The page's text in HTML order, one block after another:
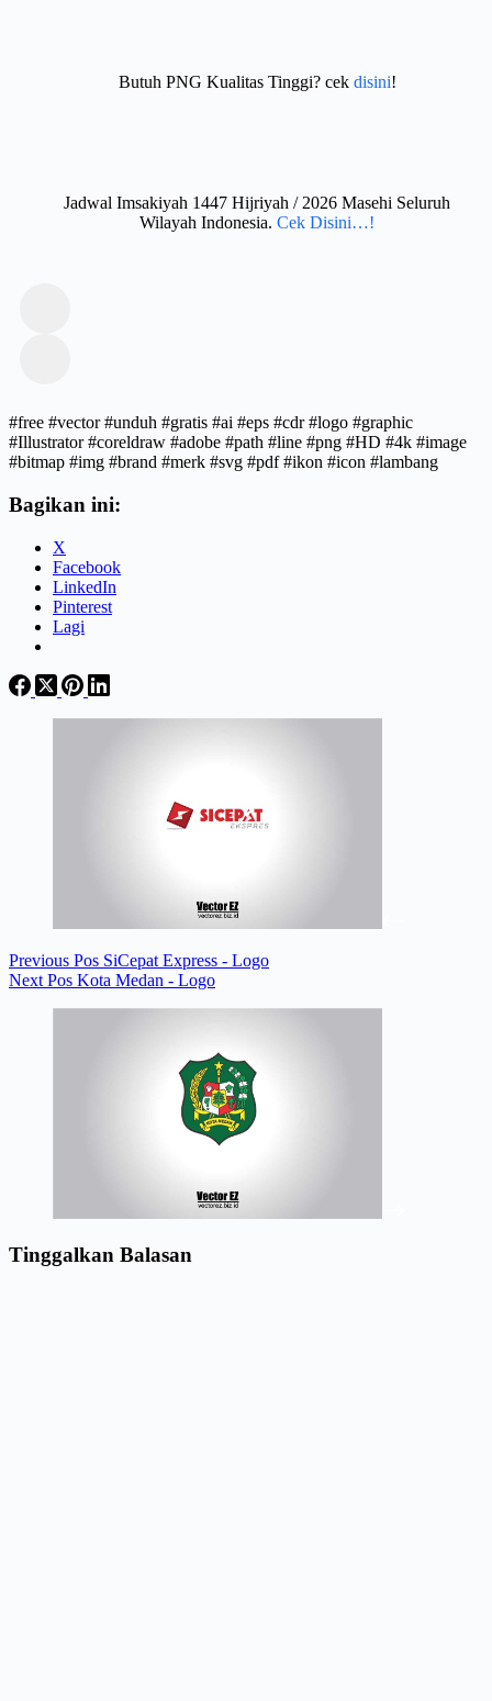
Butuh PNG Kualitas Tinggi? cek disini!
Jadwal Imsakiyah 1447 Hijriyah / 2026 Masehi Seluruh
Wilayah Indonesia. Cek Disini…!
#free #vector #unduh #gratis #ai #eps #cdr #logo #graphic
#Illustrator #coreldraw #adobe #path #line #png #HD #4k #image
#bitmap #img #brand #merk #svg #pdf #ikon #icon #lambang
Bagikan ini:
X
Facebook
LinkedIn
Pinterest
Lagi
Previous Pos SiCepat Express - Logo
Next Pos Kota Medan - Logo
Tinggalkan Balasan